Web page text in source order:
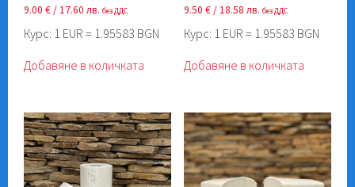
9.00€/ 17.60 лв.без ДДС
Курс: 1 EUR = 1.95583 BGN
Добавяне в количката
9.50 €/ 18.58 лв. без ДДС
Курс: 1 EUR = 1.95583 BGN
Добавяне в количката